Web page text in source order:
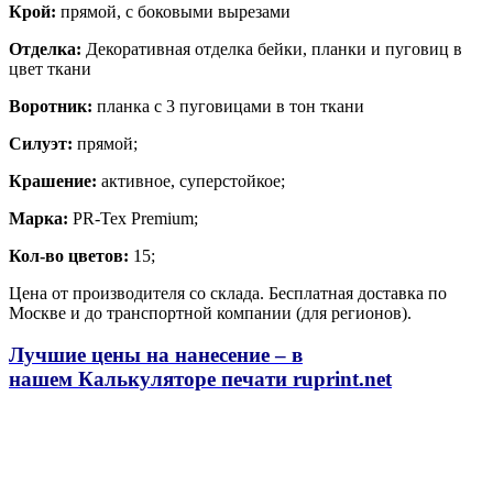
Крой: прямой, с боковыми вырезами
Отделка: Декоративная отделка бейки, планки и пуговиц в
цвет ткани
Воротник: планка с 3 пуговицами в тон ткани
Силуэт: прямой;
Крашение: активное, суперстойкое;
Марка: PR-Tex Premium;
Кол-во цветов: 15;
Цена от производителя со склада. Бесплатная доставка по
Москве и до транспортной компании (для регионов).
Лучшие цены на нанесение – в
нашем Калькуляторе печати ruprint.net